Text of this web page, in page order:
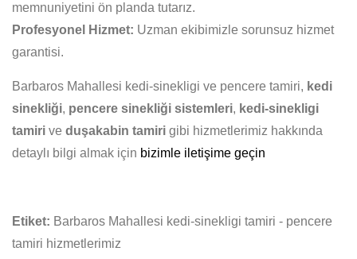
memnuniyetini ön planda tutarız.
Profesyonel Hizmet: Uzman ekibimizle sorunsuz hizmet
garantisi.
Barbaros Mahallesi kedi-sinekligi ve pencere tamiri, kedi
sinekliği, pencere sinekliği sistemleri, kedi-sinekligi
tamiri ve duşakabin tamiri gibi hizmetlerimiz hakkında
detaylı bilgi almak için bizimle iletişime geçin
Etiket: Barbaros Mahallesi kedi-sinekligi tamiri - pencere
tamiri hizmetlerimiz